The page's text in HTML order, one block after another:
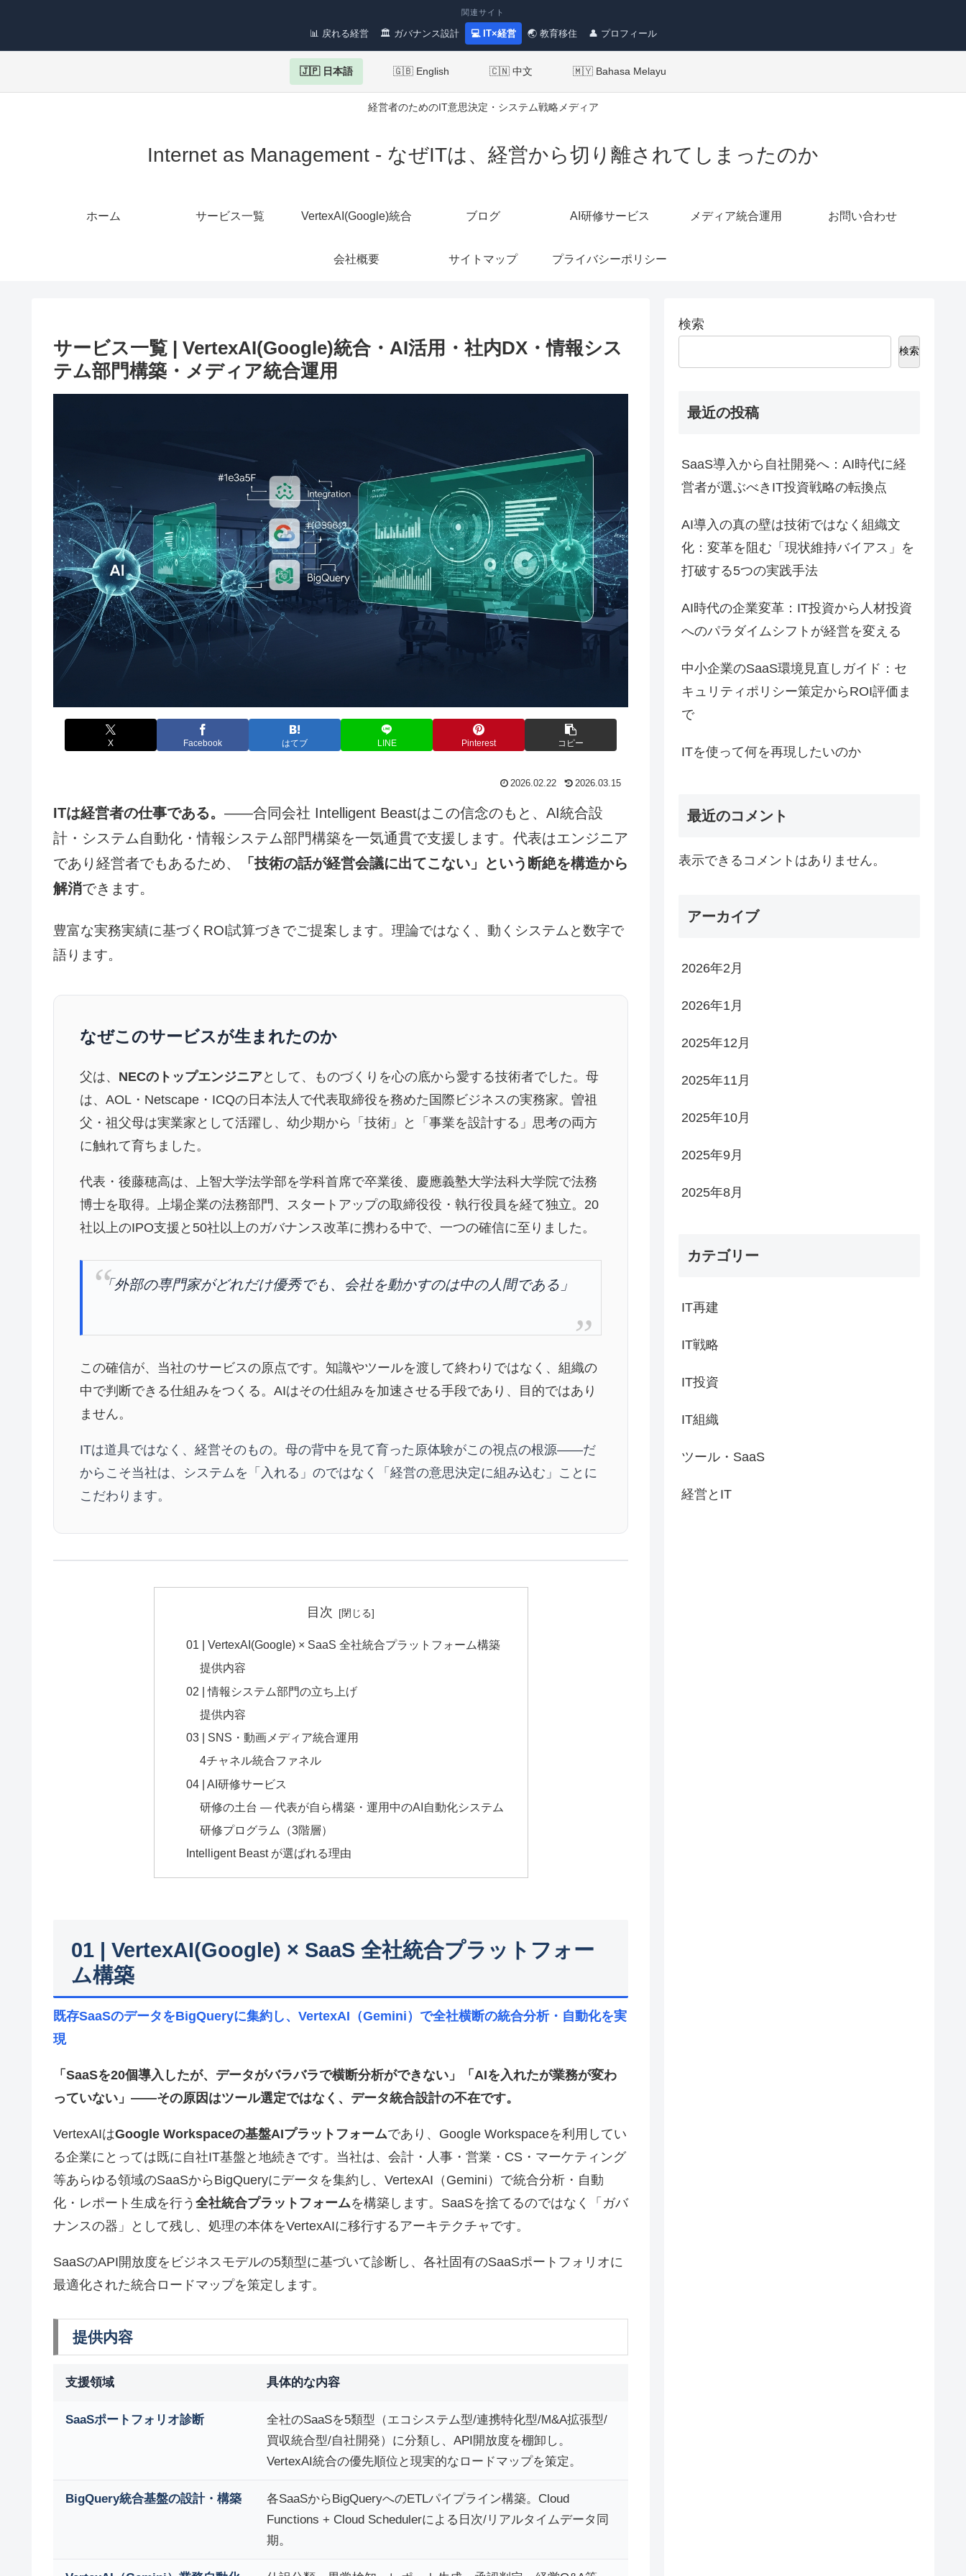
関連サイト
📊 戻れる経営 🏛 ガバナンス設計 💻 IT×経営 🌏 教育移住 👤 プロフィール
🇯🇵 日本語 🇬🇧 English 🇨🇳 中文 🇲🇾 Bahasa Melayu
経営者のためのIT意思決定・システム戦略メディア
Internet as Management - なぜITは、経営から切り離されてしまったのか
ホーム サービス一覧 VertexAI(Google)統合 ブログ AI研修サービス メディア統合運用 お問い合わせ
会社概要 サイトマップ プライバシーポリシー
サービス一覧 | VertexAI(Google)統合・AI活用・社内DX・情報シス
テム部門構築・メディア統合運用
X Facebook はてブ LINE Pinterest コピー
2026.02.22 2026.03.15
ITは経営者の仕事である。 ——合同会社 Intelligent Beastはこの信念のもと、AI統合設
計・システム自動化・情報システム部門構築を一気通貫で支援します。代表はエンジニア
であり経営者でもあるため、
「技術の話が経営会議に出てこない」という断絶を構造から
解消できます。
豊富な実務実績に基づくROI試算づきでご提案します。理論ではなく、動くシステムと数字で
語ります。
なぜこのサービスが生まれたのか
父は、 NECのトップエンジニアとして、ものづくりを心の底から愛する技術者でした。母
は、AOL・Netscape・ICQの日本法人で代表取締役を務めた国際ビジネスの実務家。曽祖
父・祖父母は実業家として活躍し、幼少期から「技術」と「事業を設計する」思考の両方
に触れて育ちました。
代表・後藤穂高は、上智大学法学部を学科首席で卒業後、慶應義塾大学法科大学院で法務
博士を取得。上場企業の法務部門、スタートアップの取締役役・執行役員を経て独立。20
社以上のIPO支援と50社以上のガバナンス改革に携わる中で、一つの確信に至りました。
「外部の専門家がどれだけ優秀でも、会社を動かすのは中の人間である」
この確信が、当社のサービスの原点です。知識やツールを渡して終わりではなく、組織の
中で判断できる仕組みをつくる。AIはその仕組みを加速させる手段であり、目的ではあり
ません。
ITは道具ではなく、経営そのもの。母の背中を見て育った原体験がこの視点の根源——だ
からこそ当社は、システムを「入れる」のではなく「経営の意思決定に組み込む」ことに
こだわります。
目次
01 | VertexAI(Google) × SaaS 全社統合プラットフォーム構築
提供内容
02 | 情報システム部門の立ち上げ
提供内容
03 | SNS・動画メディア統合運用
4チャネル統合ファネル
04 | AI研修サービス
研修の土台 — 代表が自ら構築・運用中のAI自動化システム
研修プログラム（3階層）
Intelligent Beast が選ばれる理由
01 | VertexAI(Google) × SaaS 全社統合プラットフォー
ム構築
既存SaaSのデータをBigQueryに集約し、VertexAI（Gemini）で全社横断の統合分析・自動化を実
現
「SaaSを20個導入したが、データがバラバラで横断分析ができない」「AIを入れたが業務が変わ
っていない」——その原因はツール選定ではなく、データ統合設計の不在です。
VertexAIはGoogle Workspaceの基盤AIプラットフォームであり、Google Workspaceを利用してい
る企業にとっては既に自社IT基盤と地続きです。当社は、会計・人事・営業・CS・マーケティング
等あらゆる領域のSaaSからBigQueryにデータを集約し、VertexAI（Gemini）で統合分析・自動
化・レポート生成を行う 全社統合プラットフォームを構築します。SaaSを捨てるのではなく「ガバ
ナンスの器」として残し、処理の本体をVertexAIに移行するアーキテクチャです。
SaaSのAPI開放度をビジネスモデルの5類型に基づいて診断し、各社固有のSaaSポートフォリオに
最適化された統合ロードマップを策定します。
提供内容
支援領域 具体的な内容
SaaSポートフォリオ診断
全社のSaaSを5類型（エコシステム型/連携特化型/M&A拡張型/
買収統合型/自社開発）に分類し、API開放度を棚卸し。
VertexAI統合の優先順位と現実的なロードマップを策定。
BigQuery統合基盤の設計・構築
各SaaSからBigQueryへのETLパイプライン構築。Cloud
Functions + Cloud Schedulerによる日次/リアルタイムデータ同
期。
検索
検索
最近の投稿
SaaS導入から自社開発へ：AI時代に経
営者が選ぶべきIT投資戦略の転換点
AI導入の真の壁は技術ではなく組織文
化：変革を阻む「現状維持バイアス」を
打破する5つの実践手法
AI時代の企業変革：IT投資から人材投資
へのパラダイムシフトが経営を変える
中小企業のSaaS環境見直しガイド：セ
キュリティポリシー策定からROI評価ま
で
ITを使って何を再現したいのか
最近のコメント
表示できるコメントはありません。
アーカイブ
2026年2月
2026年1月
2025年12月
2025年11月
2025年10月
2025年9月
2025年8月
カテゴリー
IT再建
IT戦略
IT投資
IT組織
ツール・SaaS
経営とIT